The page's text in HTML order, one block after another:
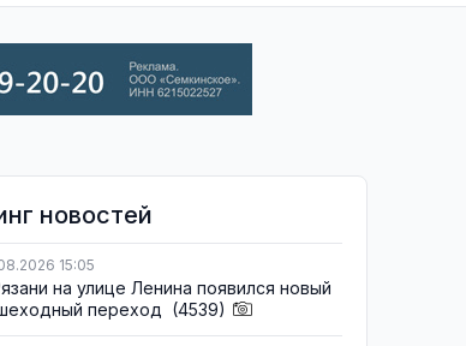
новостей
15:05
на улице Ленина появился новый
переход (4539)